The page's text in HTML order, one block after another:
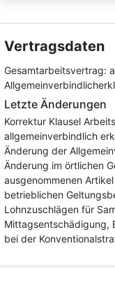
Vertragsdaten
Gesamtarbeitsvertrag:
Letzte Änderungen
Korrektur Klausel
allgemeinverbindlich
Änderung der
Änderung im örtlichen
ausgenommenen
betrieblichen
Lohnzuschlägen für
Mittagsentschädigung,
bei der